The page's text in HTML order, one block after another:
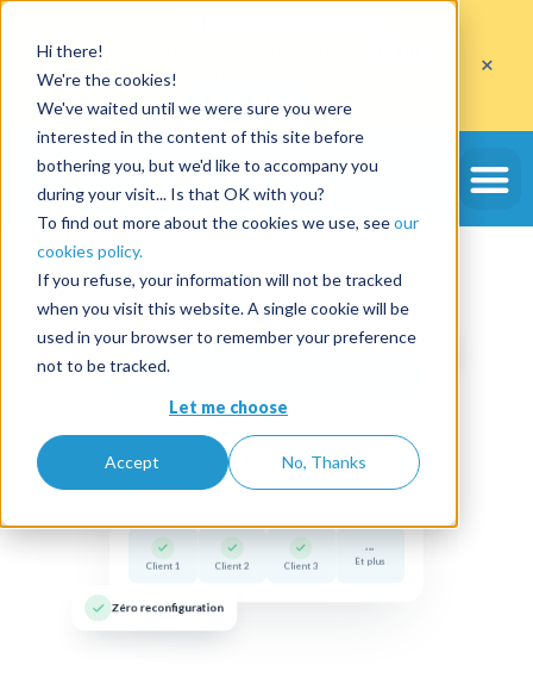
Hi there!
We're the cookies!
We've waited until we were sure you were
interested in the content of this site before
bothering you, but we'd like to accompany you
during your visit... Is that OK with you?
To find out more about the cookies we use, seeour
cookies policy.
If you refuse, your information will not be tracked
when you visit this website. A single cookie will be
used in your browser to remember your preference
not to be tracked.
Let me choose
Accept No, Thanks
sur l'ouverture d'un compte avec le code
jusqu'au 30/09/2026*
J'en profite
×
SWIKLY
PERMALIEN
swikly.com/p/villa-bleue
Client 1 Client 2 Client 3
...
Et plus
Réutilisable à l'infini
Zéro reconfiguration